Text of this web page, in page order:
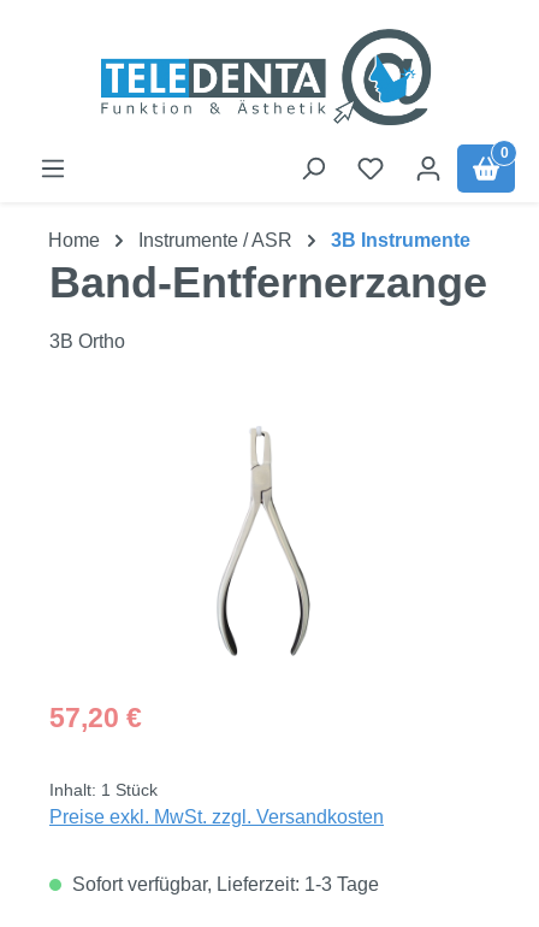
0
Home Instrumente / ASR 3B Instrumente
Band-Entfernerzange
3B Ortho
Regulärer Preis:
57,20 €
Inhalt: 1 Stück
Preise exkl. MwSt. zzgl. Versandkosten
Sofort verfügbar, Lieferzeit: 1-3 Tage